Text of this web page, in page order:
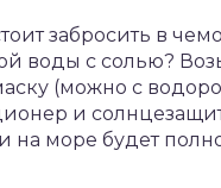
забросить в
воды с солью?
(можно с
и
на море будет